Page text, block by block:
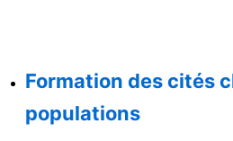
Formation des cités
populations